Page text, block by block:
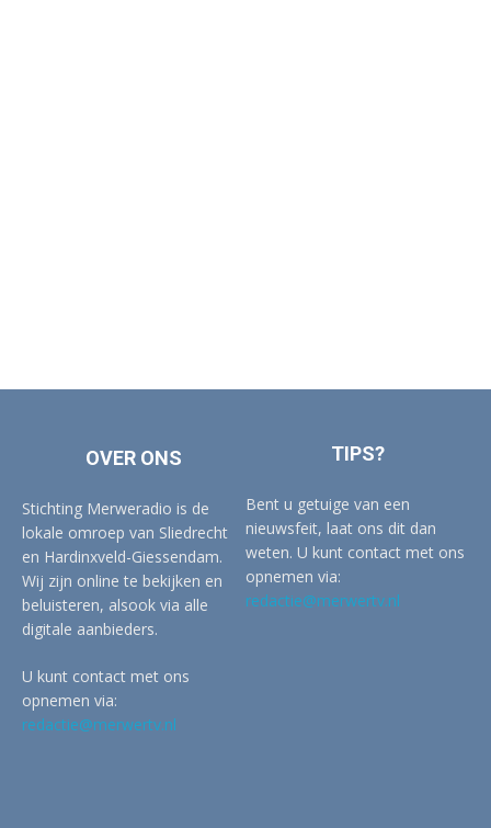
OVER ONS
Stichting Merweradio is de
lokale omroep van Sliedrecht
en Hardinxveld-Giessendam.
Wij zijn online te bekijken en
beluisteren, alsook via alle
digitale aanbieders.
U kunt contact met ons
opnemen via:
redactie@merwertv.nl
TIPS?
Bent u getuige van een
nieuwsfeit, laat ons dit dan
weten. U kunt contact met ons
opnemen via:
redactie@merwertv.nl